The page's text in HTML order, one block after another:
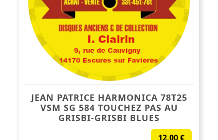
JEAN PATRICE HARMONICA 78T25
VSM SG 584 TOUCHEZ PAS AU
GRISBI-GRISBI BLUES
12,00€